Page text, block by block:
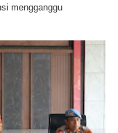
mengganggu